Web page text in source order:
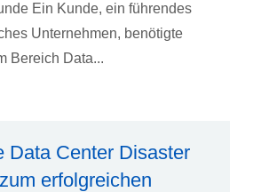
Ein Kunde, ein führendes
Unternehmen, benötigte
Bereich Data...
Data Center Disaster
erfolgreichen